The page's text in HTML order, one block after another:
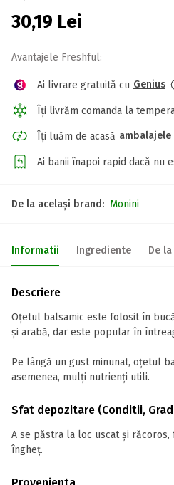
30,19 Lei
Avantajele Freshful:
Ai livrare gratuită cu Genius
Îți livrăm comanda la
Îți luăm de acasă
Ai banii înapoi rapid dacă nu
De la același brand: Monini
Informatii Ingrediente De
Descriere
Oțetul balsamic este folosit în
şi arabă, dar este popular în
Pe lângă un gust minunat, oțetul
asemenea, mulți nutrienți utili.
Sfat depozitare (Conditii,
A se păstra la loc uscat și
îngheț.